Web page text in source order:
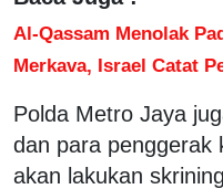
Al-Qassam Menolak
Merkava, Israel Catat
Polda Metro Jaya
dan para penggerak
akan lakukan